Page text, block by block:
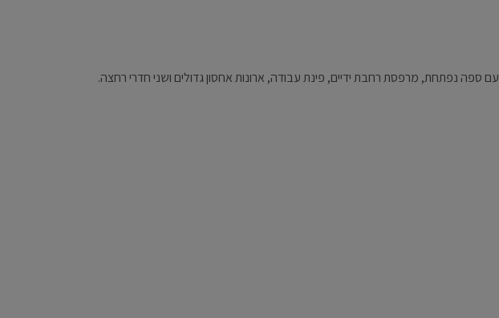
ספה נפתחת, מרפסת רחבת ידיים, פינת עבודה, ארונות אחסון גדולים ושני חדרי רחצה.